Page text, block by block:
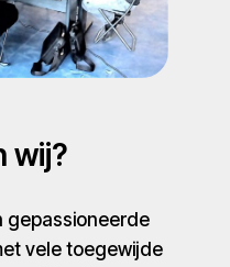
wij?
gepassioneerde
vele toegewijde